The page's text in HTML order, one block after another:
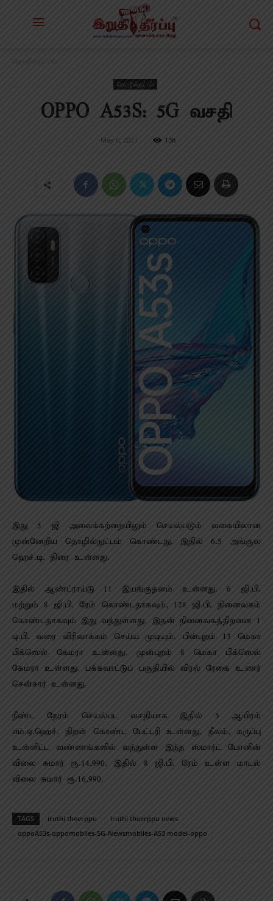
தொழில்நுட்பம்
OPPO A53S: 5G வசதி
May 6, 2021 138
இது 5 ஜி அலைக்கற்றையிலும் செயல்படும் வகையிலான
முன்னேறிய தொழில்நுட்பம் கொண்டது. இதில் 6.5 அங்குல
ஹெச்.டி. திரை உள்ளது.
இதில் ஆண்ட்ராய்டு 11 இயங்குதளம் உள்ளது. 6 ஜி.பி.
மற்றும் 8 ஜி.பி. ரேம் கொண்டதாகவும், 128 ஜி.பி. நினைவகம்
கொண்டதாகவும் இது வந்துள்ளது. இதன் நினைவகத்திறனை 1
டி.பி. வரை விரிவாக்கம் செய்ய முடியும். பின்புறம் 13 மெகா
பிக்ஸெல் கேமரா உள்ளது. முன்புறம் 8 மெகா பிக்ஸெல்
கேமரா உள்ளது. பக்கவாட்டுப் பகுதியில் விரல் ரேகை உணர்
சென்சார் உள்ளது.
நீண்ட நேரம் செயல்பட வசதியாக இதில் 5 ஆயிரம்
எம்.ஏ.ஹெச். திறன் கொண்ட பேட்டரி உள்ளது. நீலம், கருப்பு
உள்ளிட்ட வண்ணங்களில் வந்துள்ள இந்த ஸ்மார்ட் போனின்
விலை சுமார் ரூ.14,990. இதில் 8 ஜி.பி. ரேம் உள்ள மாடல்
விலை சுமார் ரூ.16,990.
TAGS iruthi theerppu
iruthi theerppu news
oppoA53s-oppomobiles-5G-Newsmobiles-A53 model-oppo